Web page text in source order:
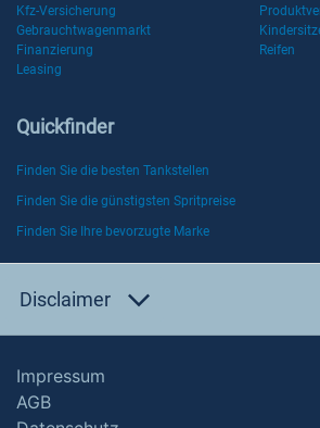
Kfz-Versicherung
Gebrauchtwagenmarkt
Finanzierung
Reifen
Leasing
Quickfinder
Finden Sie die besten Tankstellen
Finden Sie die günstigsten Spritpreise
Finden Sie Ihre bevorzugte Marke
Disclaimer
Impressum
AGB